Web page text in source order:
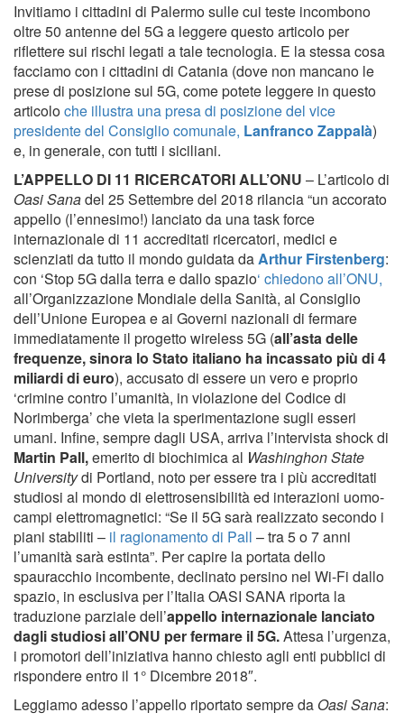
Invitiamo i cittadini di Palermo sulle cui teste incombono
oltre 50 antenne del 5G a leggere questo articolo per
riflettere sui rischi legati a tale tecnologia. E la stessa cosa
facciamo con i cittadini di Catania (dove non mancano le
prese di posizione sul 5G, come potete leggere in questo
articoloche illustra una presa di posizione del vice
presidente del Consiglio comunale, Lanfranco Zappalà)
e, in generale, con tutti i siciliani.
L’APPELLO DI 11 RICERCATORI ALL’ONU – L’articolo di
Oasi Sanadel 25 Settembre del 2018 rilancia “un accorato
appello (l’ennesimo!) lanciato da una task force
internazionale di 11 accreditati ricercatori, medici e
scienziati da tutto il mondo guidata daArthur Firstenberg:
con ‘Stop 5G dalla terra e dallo spazio‘ chiedono all’ONU,
all’Organizzazione Mondiale della Sanità, al Consiglio
dell’Unione Europea e ai Governi nazionali di fermare
immediatamente il progetto wireless 5G (all’asta delle
frequenze, sinora lo Stato italiano ha incassato più di 4
miliardi di euro), accusato di essere un vero e proprio
‘crimine contro l’umanità, in violazione del Codice di
Norimberga’ che vieta la sperimentazione sugli esseri
umani. Infine, sempre dagli USA, arriva l’intervista shock di
Martin Pall,emerito di biochimica al Washinghon State
Universitydi Portland, noto per essere tra i più accreditati
studiosi al mondo di elettrosensibilità ed interazioni uomo-
campi elettromagnetici: “Se il 5G sarà realizzato secondo i
piani stabiliti – il ragionamento di Pall – tra 5 o 7 anni
l’umanità sarà estinta”. Per capire la portata dello
spauracchio incombente, declinato persino nel Wi-Fi dallo
spazio, in esclusiva per l’Italia OASI SANA riporta la
traduzione parziale dell’appello internazionale lanciato
dagli studiosi all’ONU per fermare il 5G.Attesa l’urgenza,
i promotori dell’iniziativa hanno chiesto agli enti pubblici di
rispondere entro il 1° Dicembre 2018″.
Leggiamo adesso l’appello riportato sempre da Oasi Sana: